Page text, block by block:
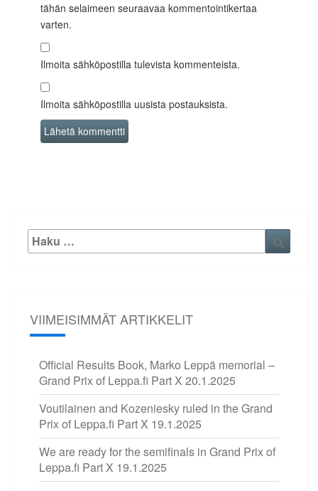
tähän selaimeen seuraavaa kommentointikertaa
varten.
Ilmoita sähköpostilla tulevista kommenteista.
Ilmoita sähköpostilla uusista postauksista.
Etsi:
VIIMEISIMMÄT ARTIKKELIT
Official Results Book, Marko Leppä memorial –
Grand Prix of Leppa.fi Part X 20.1.2025
Voutilainen and Kozeniesky ruled in the Grand
Prix of Leppa.fi Part X 19.1.2025
We are ready for the semifinals in Grand Prix of
Leppa.fi Part X 19.1.2025